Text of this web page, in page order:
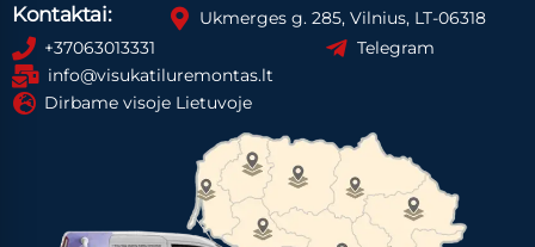
Kontaktai:
Ukmerges g. 285, Vilnius, LT-06318
+37063013331
Telegram
info@visukatiluremontas.lt
Dirbame visoje Lietuvoje